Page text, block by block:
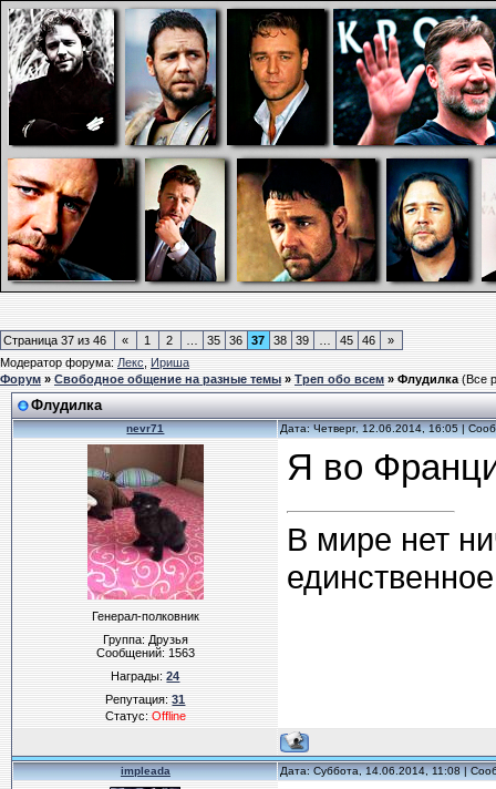
Страница 37 из 46 « 1 2 35 36 37 38 39 45 46
»
Модератор форума:Лекс,Ириша
Форум»Свободное общение на разные темы»Треп обо всем»Флудилка (Все
Флудилка
nevr71 Дата: Четверг, 12.06.2014, 16:05 |
Генерал-полковник
Группа: Друзья
Сообщений:1563
Награды:24
Репутация:31
Статус:Offline
Я во
В мире нет
impleada Дата: Суббота, 14.06.2014, 11:08 |